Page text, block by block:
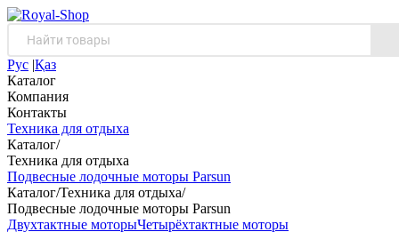
Рус |Қаз
Каталог
Компания
Контакты
Техника для отдыха
Каталог/
Техника для отдыха
Подвесные лодочные моторы Parsun
Каталог/Техника для отдыха/
Подвесные лодочные моторы Parsun
Двухтактные моторыЧетырёхтактные моторы